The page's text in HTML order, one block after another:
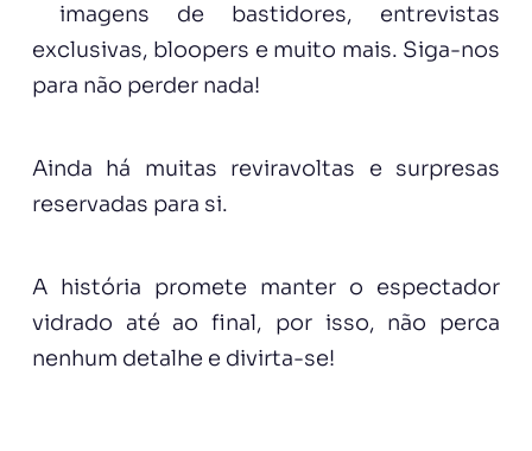
imagens de bastidores, entrevistas
exclusivas, bloopers e muito mais. Siga-nos
para não perder nada!
Ainda há muitas reviravoltas e surpresas
reservadas para si.
A história promete manter o espectador
vidrado até ao final, por isso, não perca
nenhum detalhe e divirta-se!